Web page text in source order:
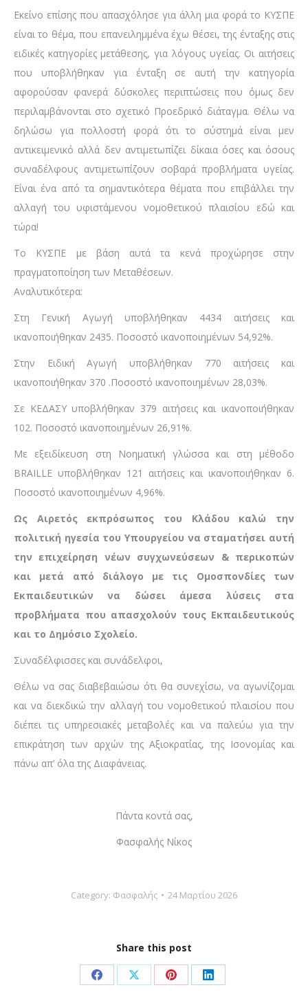
Εκείνο επίσης που απασχόλησε για άλλη μια φορά το ΚΥΣΠΕ
είναι το θέμα, που επανειλημμένα έχω θέσει, της ένταξης στις
ειδικές κατηγορίες μετάθεσης, για λόγους υγείας. Οι αιτήσεις
που υποβλήθηκαν για ένταξη σε αυτή την κατηγορία
αφορούσαν φανερά δύσκολες περιπτώσεις που όμως δεν
περιλαμβάνονται στο σχετικό Προεδρικό διάταγμα. Θέλω να
δηλώσω για πολλοστή φορά ότι το σύστημά είναι μεν
αντικειμενικό αλλά δεν αντιμετωπίζει δίκαια όσες και όσους
συναδέλφους αντιμετωπίζουν σοβαρά προβλήματα υγείας.
Είναι ένα από τα σημαντικότερα θέματα που επιβάλλει την
αλλαγή του υφιστάμενου νομοθετικού πλαισίου εδώ και
τώρα!
Το ΚΥΣΠΕ με βάση αυτά τα κενά προχώρησε στην
πραγματοποίηση των Μεταθέσεων.
Αναλυτικότερα:
Στη Γενική Αγωγή υποβλήθηκαν 4434 αιτήσεις και
ικανοποιήθηκαν 2435. Ποσοστό ικανοποιημένων 54,92%.
Στην Ειδική Αγωγή υποβλήθηκαν 770 αιτήσεις και
ικανοποιήθηκαν 370 .Ποσοστό ικανοποιημένων 28,03%.
Σε ΚΕΔΑΣΥ υποβλήθηκαν 379 αιτήσεις και ικανοποιήθηκαν
102. Ποσοστό ικανοποιημένων 26,91%.
Με εξειδίκευση στη Νοηματική γλώσσα και στη μέθοδο
BRAILLE υποβλήθηκαν 121 αιτήσεις και ικανοποιήθηκαν 6.
Ποσοστό ικανοποιημένων 4,96%.
Ως Αιρετός εκπρόσωπος του Κλάδου καλώ την
πολιτική ηγεσία του Υπουργείου να σταματήσει αυτή
την επιχείρηση νέων συγχωνεύσεων & περικοπών
και μετά από διάλογο με τις Ομοσπονδίες των
Εκπαιδευτικών να δώσει άμεσα λύσεις στα
προβλήματα που απασχολούν τους Εκπαιδευτικούς
και το Δημόσιο Σχολείο.
Συναδέλφισσες και συνάδελφοι,
Θέλω να σας διαβεβαιώσω ότι θα συνεχίσω, να αγωνίζομαι
και να διεκδικώ την αλλαγή του νομοθετικού πλαισίου που
διέπει τις υπηρεσιακές μεταβολές και να παλεύω για την
επικράτηση των αρχών της Αξιοκρατίας, της Ισονομίας και
πάνω απ’ όλα της Διαφάνειας.
Πάντα κοντά σας,
Φασφαλής Νίκος
Category: Φασφαλής 24 Μαρτίου 2026
Share this post
Share Share Share Share